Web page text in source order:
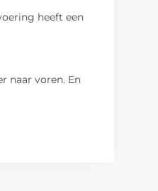
heeft een
naar voren. En